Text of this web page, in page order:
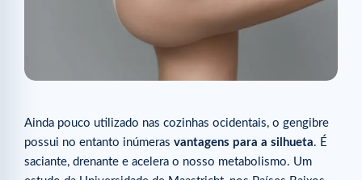
Ainda pouco utilizado nas cozinhas ocidentais, o gengibre
possui no entanto inúmeras vantagens para a silhueta. É
saciante, drenante e acelera o nosso metabolismo. Um